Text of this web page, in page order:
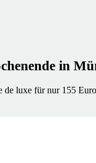
in
de luxe für nur 155